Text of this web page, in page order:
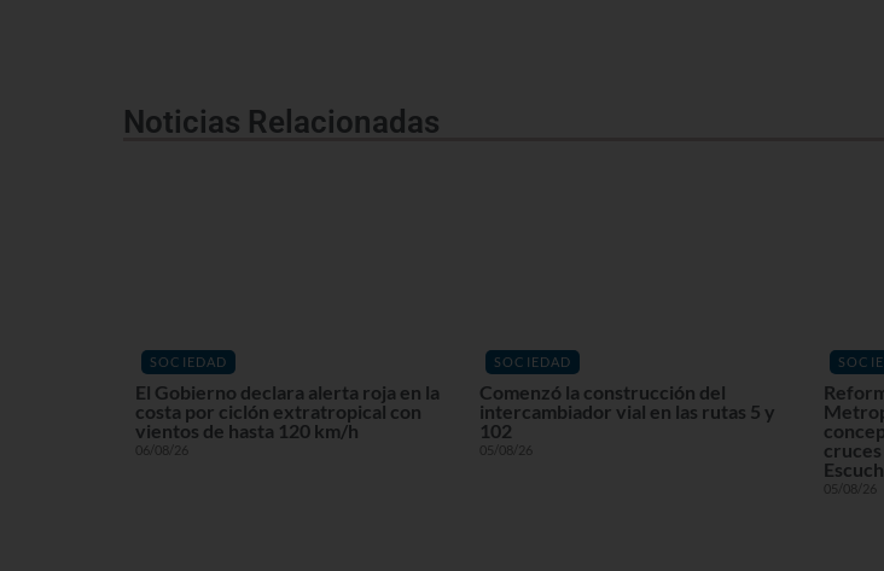
Noticias Relacionadas
SOCIEDAD
El Gobierno declara alerta roja en la
costa por ciclón extratropical con
vientos de hasta 120 km/h
06/08/26
SOCIEDAD
Comenzó la construcción del
intercambiador vial en las rutas 5 y
102
05/08/26
05/08/26